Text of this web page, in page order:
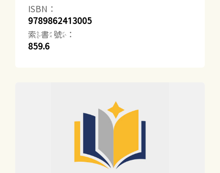
ISBN：
9789862413005
索書號：
859.6